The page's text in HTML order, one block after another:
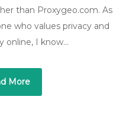
than Proxygeo.com. As
who values privacy and
online, I know…
More